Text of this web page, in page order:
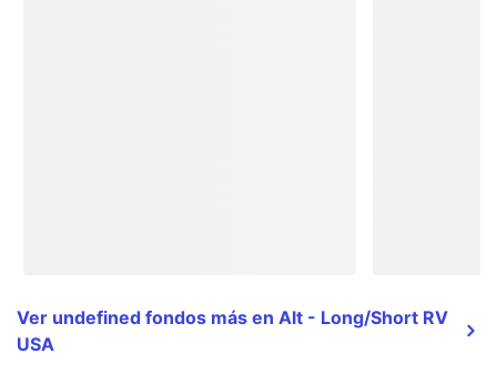
Ver undefined fondos más en Alt - Long/Short RV
USA